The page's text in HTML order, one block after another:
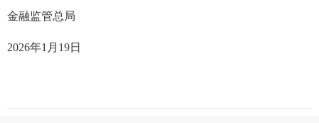
金融监管总局
2026年1月19日